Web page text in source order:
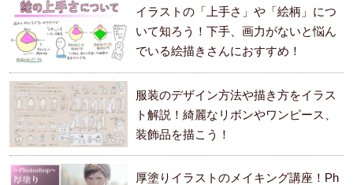
イラストの「上手さ」や「絵柄」につ
いて知ろう！下手、画力がないと悩ん
でいる絵描きさんにおすすめ！
服装のデザイン方法や描き方をイラス
ト解説！綺麗なリボンやワンピース、
装飾品を描こう！
厚塗りイラストのメイキング講座！Ph